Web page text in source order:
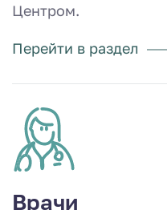
Центром.
Перейти в раздел
Врачи